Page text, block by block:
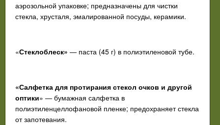
аэрозольной упаковке; предназначены для чистки
стекла, хрусталя, эмалированной посуды, керамики.
«Стеклоблеск» — паста (45 г) в полиэтиленовой тубе.
«Салфетка для протирания стекол очков и другой
оптики» — бумажная салфетка в
полиэтиленцеллофановой пленке; предохраняет стекла
от запотевания.